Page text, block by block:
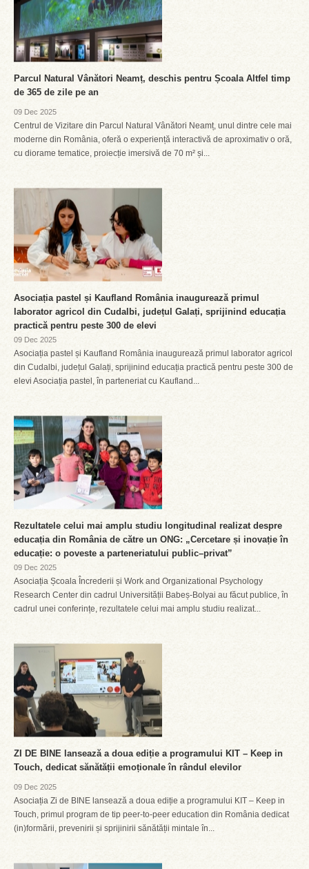
Parcul Natural Vânători Neamț, deschis pentru Școala Altfel timp
de 365 de zile pe an
09 Dec 2025
Centrul de Vizitare din Parcul Natural Vânători Neamț, unul dintre cele mai
moderne din România, oferă o experiență interactivă de aproximativ o oră,
cu diorame tematice, proiecție imersivă de 70 m² și...
Asociația pastel și Kaufland România inaugurează primul
laborator agricol din Cudalbi, județul Galați, sprijinind educația
practică pentru peste 300 de elevi
09 Dec 2025
Asociația pastel și Kaufland România inaugurează primul laborator agricol
din Cudalbi, județul Galați, sprijinind educația practică pentru peste 300 de
elevi Asociația pastel, în parteneriat cu Kaufland...
Rezultatele celui mai amplu studiu longitudinal realizat despre
educația din România de către un ONG: „Cercetare și inovație în
educație: o poveste a parteneriatului public–privat”
09 Dec 2025
Asociația Școala Încrederii și Work and Organizational Psychology
Research Center din cadrul Universității Babeș-Bolyai au făcut publice, în
cadrul unei conferințe, rezultatele celui mai amplu studiu realizat...
ZI DE BINE lansează a doua ediție a programului KIT – Keep in
Touch, dedicat sănătății emoționale în rândul elevilor
09 Dec 2025
Asociația Zi de BINE lansează a doua ediție a programului KIT – Keep in
Touch, primul program de tip peer-to-peer education din România dedicat
(in)formării, prevenirii și sprijinirii sănătății mintale în...